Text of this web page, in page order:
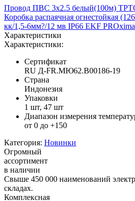
Провод ПВС 3х2.5 белый(100м)
Коробка распаячная огнестойкая
кк/1,5-6мм?/12 мв IP66 EKF PROxima
Характеристики
Характеристики:
Сертификат
RU Д-FR.МЮ62.B00186-19
Страна
Индонезия
Упаковки
1 шт, 47 шт
Диапазон измерения
от 0 до +150
Категория: Новинки
Огромный
ассортимент
в наличии
Свыше 450 000 наименований
складах.
Комплексная